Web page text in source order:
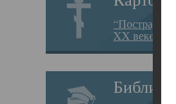
XX веке на